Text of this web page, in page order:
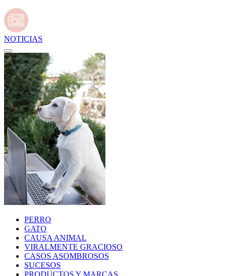
NOTICIAS
PERRO
GATO
CAUSA ANIMAL
VIRALMENTE GRACIOSO
CASOS ASOMBROSOS
SUCESOS
PRODUCTOS Y MARCAS